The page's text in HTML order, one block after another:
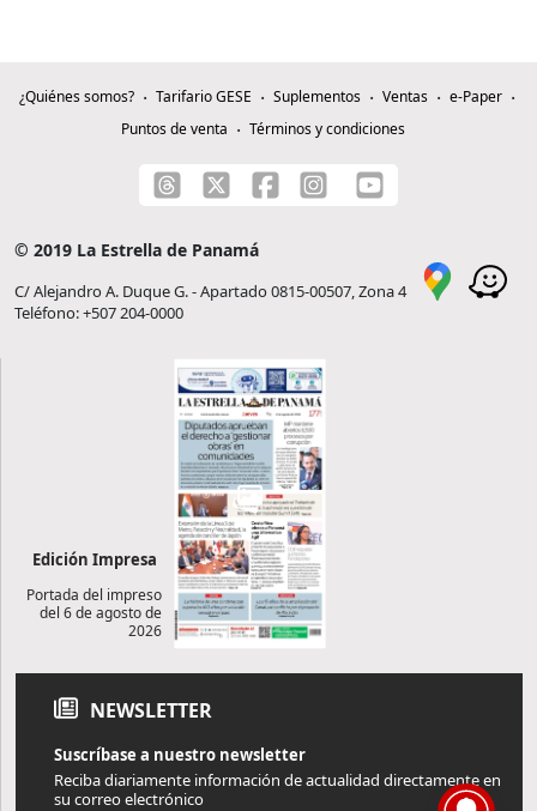
¿Quiénes somos? Tarifario GESE Suplementos Ventas
e-Paper
Puntos de venta
Términos y condiciones
© 2019 La Estrella de Panamá
C/ Alejandro A. Duque G. - Apartado 0815-00507, Zona 4
Teléfono: +507 204-0000
Edición Impresa
Portada del impreso
del 6 de agosto de
2026
NEWSLETTER
Suscríbase a nuestro newsletter
Reciba diariamente información de actualidad directamente en
su correo electrónico